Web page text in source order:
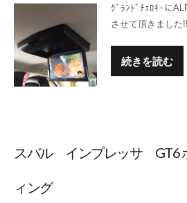
ｸﾞﾗﾝﾄﾞﾁｪﾛｷｰに
させて頂きまし
続きを読む
スバル インプレッサ GT6
ィング